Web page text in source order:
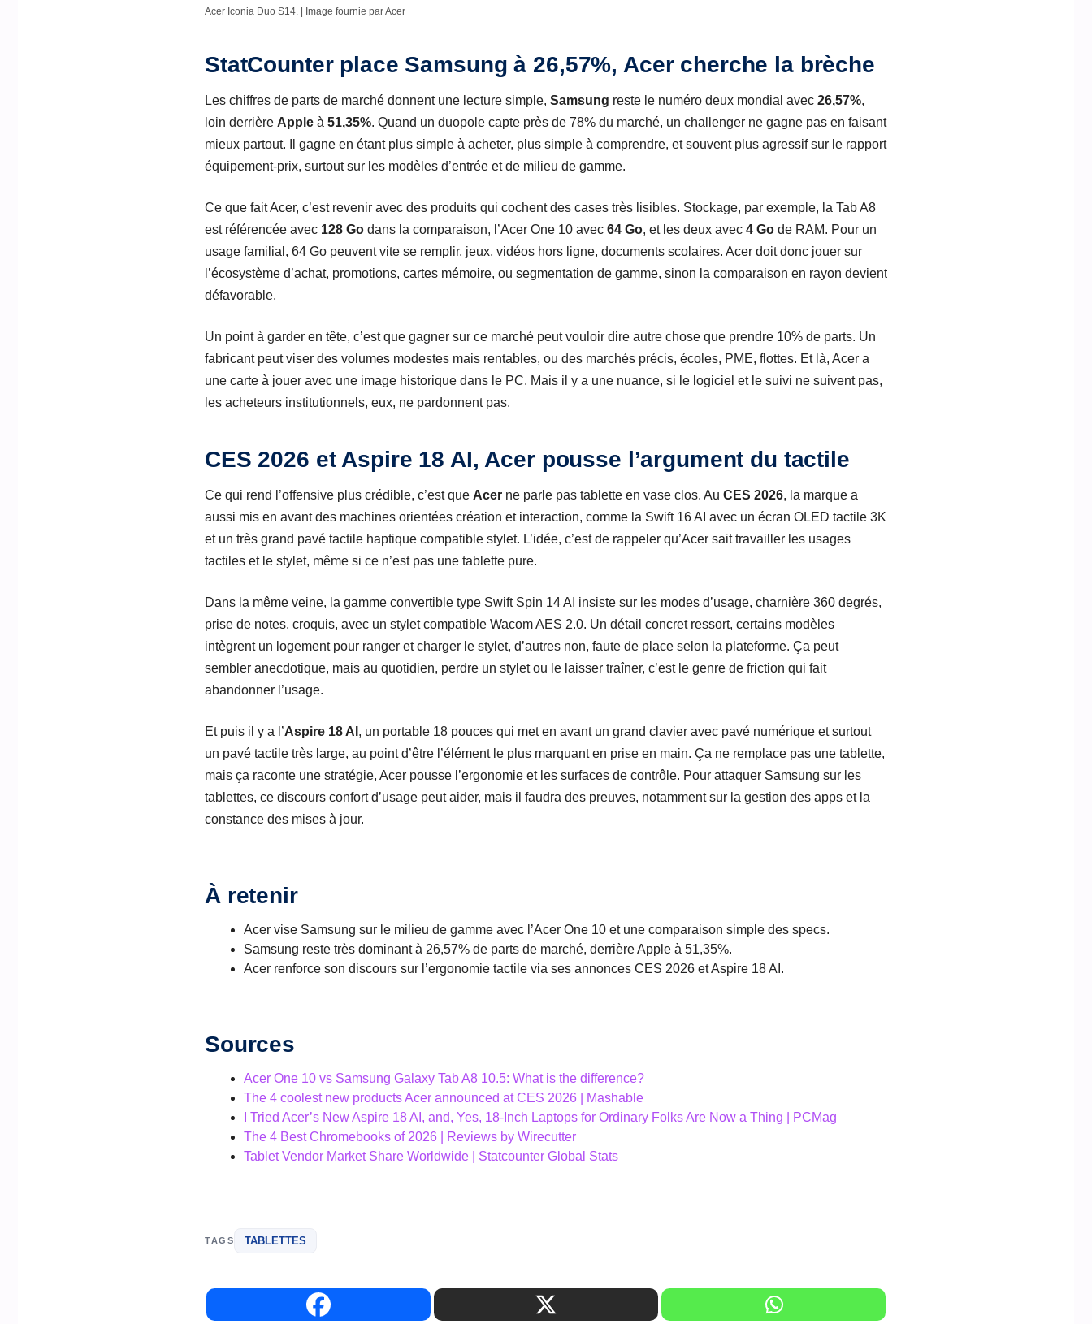
Acer Iconia Duo S14. | Image fournie par Acer
StatCounter place Samsung à 26,57%, Acer cherche la brèche
Les chiffres de parts de marché donnent une lecture simple, Samsung reste le numéro deux mondial avec 26,57%,
loin derrière Apple à 51,35%. Quand un duopole capte près de 78% du marché, un challenger ne gagne pas en faisant
mieux partout. Il gagne en étant plus simple à acheter, plus simple à comprendre, et souvent plus agressif sur le rapport
équipement-prix, surtout sur les modèles d’entrée et de milieu de gamme.
Ce que fait Acer, c’est revenir avec des produits qui cochent des cases très lisibles. Stockage, par exemple, la Tab A8
est référencée avec 128 Go dans la comparaison, l’Acer One 10 avec 64 Go, et les deux avec 4 Go de RAM. Pour un
usage familial, 64 Go peuvent vite se remplir, jeux, vidéos hors ligne, documents scolaires. Acer doit donc jouer sur
l’écosystème d’achat, promotions, cartes mémoire, ou segmentation de gamme, sinon la comparaison en rayon devient
défavorable.
Un point à garder en tête, c’est que gagner sur ce marché peut vouloir dire autre chose que prendre 10% de parts. Un
fabricant peut viser des volumes modestes mais rentables, ou des marchés précis, écoles, PME, flottes. Et là, Acer a
une carte à jouer avec une image historique dans le PC. Mais il y a une nuance, si le logiciel et le suivi ne suivent pas,
les acheteurs institutionnels, eux, ne pardonnent pas.
CES 2026 et Aspire 18 AI, Acer pousse l’argument du tactile
Ce qui rend l’offensive plus crédible, c’est que Acer ne parle pas tablette en vase clos. Au CES 2026, la marque a
aussi mis en avant des machines orientées création et interaction, comme la Swift 16 AI avec un écran OLED tactile 3K
et un très grand pavé tactile haptique compatible stylet. L’idée, c’est de rappeler qu’Acer sait travailler les usages
tactiles et le stylet, même si ce n’est pas une tablette pure.
Dans la même veine, la gamme convertible type Swift Spin 14 AI insiste sur les modes d’usage, charnière 360 degrés,
prise de notes, croquis, avec un stylet compatible Wacom AES 2.0. Un détail concret ressort, certains modèles
intègrent un logement pour ranger et charger le stylet, d’autres non, faute de place selon la plateforme. Ça peut
sembler anecdotique, mais au quotidien, perdre un stylet ou le laisser traîner, c’est le genre de friction qui fait
abandonner l’usage.
Et puis il y a l’Aspire 18 AI , un portable 18 pouces qui met en avant un grand clavier avec pavé numérique et surtout
un pavé tactile très large, au point d’être l’élément le plus marquant en prise en main. Ça ne remplace pas une tablette,
mais ça raconte une stratégie, Acer pousse l’ergonomie et les surfaces de contrôle. Pour attaquer Samsung sur les
tablettes, ce discours confort d’usage peut aider, mais il faudra des preuves, notamment sur la gestion des apps et la
constance des mises à jour.
À retenir
Acer vise Samsung sur le milieu de gamme avec l’Acer One 10 et une comparaison simple des specs.
Samsung reste très dominant à 26,57% de parts de marché, derrière Apple à 51,35%.
Acer renforce son discours sur l’ergonomie tactile via ses annonces CES 2026 et Aspire 18 AI.
Sources
Acer One 10 vs Samsung Galaxy Tab A8 10.5: What is the difference?
The 4 coolest new products Acer announced at CES 2026 | Mashable
I Tried Acer’s New Aspire 18 AI, and, Yes, 18-Inch Laptops for Ordinary Folks Are Now a Thing | PCMag
The 4 Best Chromebooks of 2026 | Reviews by Wirecutter
Tablet Vendor Market Share Worldwide | Statcounter Global Stats
TAGS TABLETTES